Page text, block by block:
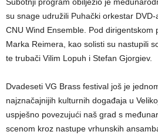
su snage udružili Puhački orkestar
CNU Wind Ensemble. Pod dirigentskom
Marka Reimera, kao solisti su nastupili
te trubači Vilim Lopuh i Stefan Gjorgiev.
Dvadeseti VG Brass festival još je
najznačajnijih kulturnih događaja u
uspješno povezujući naš grad s
scenom kroz nastupe vrhunskih